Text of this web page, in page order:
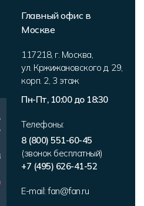
Главный офис в
Москве
117218, г. Москва,
ул. Кржижановского д. 29,
корп. 2, 3 этаж
Пн-Пт, 10:00 до 18:30
Телефоны:
8 (800) 551-60-45
(звонок бесплатный)
+7 (495) 626-41-52
E-mail: fan@fan.ru